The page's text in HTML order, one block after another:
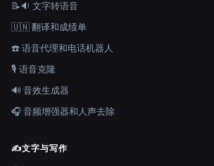
📝🔉 文字转语音
🇺🇳 翻译和成绩单
☎️ 语音代理和电话机器人
🎙️ 语音克隆
🔊 音效生成器
🎧 音频增强器和人声去除
✍️文字与写作